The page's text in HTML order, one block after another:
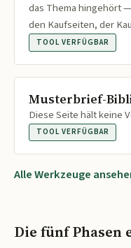
das Thema hingehört
den Kaufseiten, der
TOOL VERFÜGBAR
Musterbrief-
Diese Seite hält keine
TOOL VERFÜGBAR
Alle Werkzeuge
Die fünf